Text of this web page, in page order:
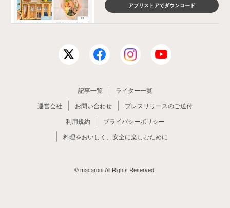
アプリストアでダウンロード
記事一覧
ライター一覧
運営会社
お問い合わせ
プレスリリースのご送付
利用規約
プライバシーポリシー
料理をおいしく、安全に楽しむために
© macaroni All Rights Reserved.